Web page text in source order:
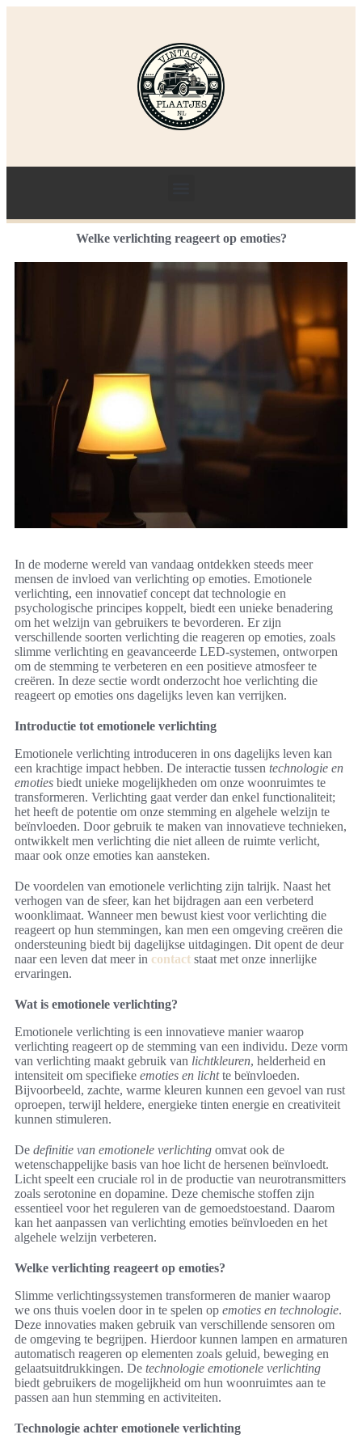
Welke verlichting reageert op emoties?
In de moderne wereld van vandaag ontdekken steeds meer
mensen de invloed van verlichting op emoties. Emotionele
verlichting, een innovatief concept dat technologie en
psychologische principes koppelt, biedt een unieke benadering
om het welzijn van gebruikers te bevorderen. Er zijn
verschillende soorten verlichting die reageren op emoties, zoals
slimme verlichting en geavanceerde LED-systemen, ontworpen
om de stemming te verbeteren en een positieve atmosfeer te
creëren. In deze sectie wordt onderzocht hoe verlichting die
reageert op emoties ons dagelijks leven kan verrijken.
Introductie tot emotionele verlichting
Emotionele verlichting introduceren in ons dagelijks leven kan
een krachtige impact hebben. De interactie tussen technologie en
emoties biedt unieke mogelijkheden om onze woonruimtes te
transformeren. Verlichting gaat verder dan enkel functionaliteit;
het heeft de potentie om onze stemming en algehele welzijn te
beïnvloeden. Door gebruik te maken van innovatieve technieken,
ontwikkelt men verlichting die niet alleen de ruimte verlicht,
maar ook onze emoties kan aansteken.
De voordelen van emotionele verlichting zijn talrijk. Naast het
verhogen van de sfeer, kan het bijdragen aan een verbeterd
woonklimaat. Wanneer men bewust kiest voor verlichting die
reageert op hun stemmingen, kan men een omgeving creëren die
ondersteuning biedt bij dagelijkse uitdagingen. Dit opent de deur
naar een leven dat meer in contact staat met onze innerlijke
ervaringen.
Wat is emotionele verlichting?
Emotionele verlichting is een innovatieve manier waarop
verlichting reageert op de stemming van een individu. Deze vorm
van verlichting maakt gebruik van lichtkleuren, helderheid en
intensiteit om specifieke emoties en lichtte beïnvloeden.
Bijvoorbeeld, zachte, warme kleuren kunnen een gevoel van rust
oproepen, terwijl heldere, energieke tinten energie en creativiteit
kunnen stimuleren.
De definitie van emotionele verlichting omvat ook de
wetenschappelijke basis van hoe licht de hersenen beïnvloedt.
Licht speelt een cruciale rol in de productie van neurotransmitters
zoals serotonine en dopamine. Deze chemische stoffen zijn
essentieel voor het reguleren van de gemoedstoestand. Daarom
kan het aanpassen van verlichting emoties beïnvloeden en het
algehele welzijn verbeteren.
Welke verlichting reageert op emoties?
Slimme verlichtingssystemen transformeren de manier waarop
we ons thuis voelen door in te spelen op emoties en technologie.
Deze innovaties maken gebruik van verschillende sensoren om
de omgeving te begrijpen. Hierdoor kunnen lampen en armaturen
automatisch reageren op elementen zoals geluid, beweging en
gelaatsuitdrukkingen. De technologie emotionele verlichting
biedt gebruikers de mogelijkheid om hun woonruimtes aan te
passen aan hun stemming en activiteiten.
Technologie achter emotionele verlichting